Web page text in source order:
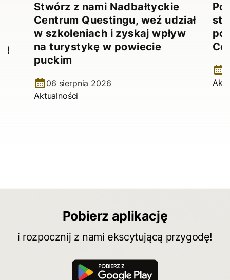
Stwórz z nami Nadbałtyckie
Centrum Questingu, weź udział
w szkoleniach i zyskaj wpływ
na turystykę w powiecie
puckim
06 sierpnia 2026
Aktualności
Pobierz aplikację
i rozpocznij z nami ekscytującą przygodę!